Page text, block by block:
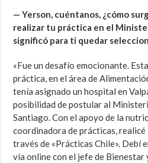
— Yerson, cuéntanos, ¿cómo
realizar tu práctica en el
significó para ti quedar
«Fue un desafío emocionante.
práctica, en el área de
tenía asignado un hospital en
posibilidad de postular al
Santiago. Con el apoyo de la
coordinadora de prácticas,
través de «Prácticas Chile». Debí
vía online con el jefe de